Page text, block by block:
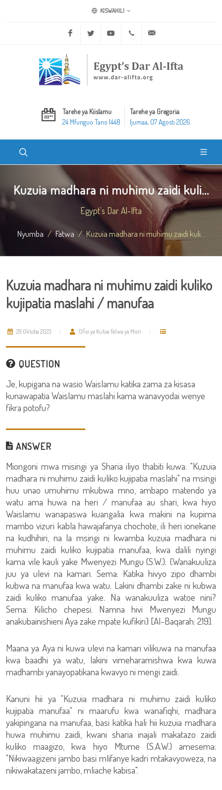
KISWAHILI
Facebook Twitter Youtube +20 2 25970400
Tarehe ya Kiislamu
24 Mfunguo Tano 1448
Tarehe ya Gregoria
Ijumaa, 07 Agosti 2026
Kuzuia madhara ni muhimu zaidi kuli...
Egypt's Dar Al-Ifta
Nyumba Fatwa Kuzuia madhara ni muhimu zaidi kuli...
Kuzuia madhara ni muhimu zaidi kuliko
kujipatia maslahi / manufaa
29 Oktoba 2023 Ofisi ya Kutoa Fatwa ya Misri
QUESTION
Je, kupigana na wasio Waislamu katika zama za kisasa
kunawapatia Waislamu maslahi kama wanavyodai wenye
fikra potofu?
ANSWER
Miongoni mwa misingi ya Sharia iliyo thabiti kuwa: "Kuzuia
madhara ni muhimu zaidi kuliko kujipatia maslahi" na msingi
huu unao umuhimu mkubwa mno, ambapo matendo ya
watu ama huwa na heri / manufaa au shari, kwa hiyo
Waislamu wanapaswa kuangalia kwa makini na kupima
mambo vizuri kabla hawajafanya chochote, ili heri ionekane
na kudhihiri, na la msingi ni kwamba kuzuia madhara ni
muhimu zaidi kuliko kujipatia manufaa, kwa dalili nyingi
kama vile kauli yake Mwenyezi Mungu (S.W.): {Wanakuuliza
juu ya ulevi na kamari. Sema: Katika hivyo zipo dhambi
kubwa na manufaa kwa watu. Lakini dhambi zake ni kubwa
zaidi kuliko manufaa yake. Na wanakuuliza watoe nini?
Sema: Kilicho chepesi. Namna hivi Mwenyezi Mungu
anakubainishieni Aya zake mpate kufikiri} [Al-Baqarah: 219].
Maana ya Aya ni kuwa ulevi na kamari vilikuwa na manufaa
kwa baadhi ya watu, lakini vimeharamishwa kwa kuwa
madhambi yanayopatikana kwavyo ni mengi zaidi.
Kanuni hii ya "Kuzuia madhara ni muhimu zaidi kuliko
kujipatia manufaa" ni maarufu kwa wanafiqhi, madhara
yakipingana na manufaa, basi katika hali hii kuzuia madhara
huwa muhimu zaidi, kwani sharia inajali makatazo zaidi
kuliko maagizo, kwa hiyo Mtume (S.A.W.) amesema:
"Nikiwaagizeni jambo basi mlifanye kadri mtakavyoweza, na
nikiwakatazeni jambo, mliache kabisa".